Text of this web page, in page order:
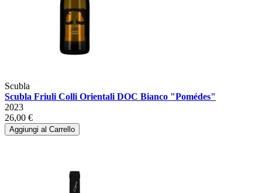
Scubla
Scubla Friuli Colli Orientali DOC Bianco "Pomédes"
2023
26,00 €
Aggiungi al Carrello